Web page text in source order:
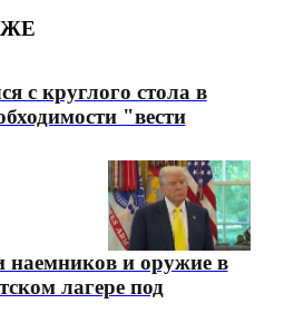
с круглого стола в
"вести
наемников и оружие в
лагере под